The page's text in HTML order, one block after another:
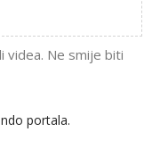
videa. Ne smije biti
portala.